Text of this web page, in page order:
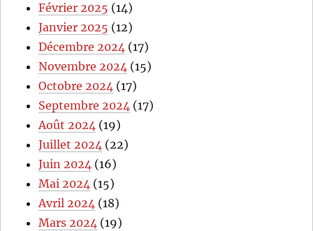
Février 2025 (14)
Janvier 2025 (12)
Décembre 2024 (17)
Novembre 2024 (15)
Octobre 2024 (17)
Septembre 2024 (17)
Août 2024 (19)
Juillet 2024 (22)
Juin 2024 (16)
Mai 2024 (15)
Avril 2024 (18)
Mars 2024 (19)